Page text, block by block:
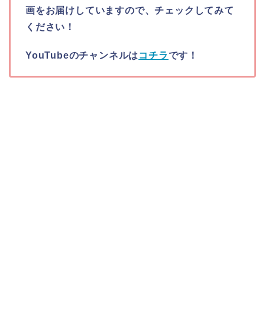
画をお届けしていますので、チェックしてみて
ください！
YouTubeのチャンネルは コチラです！